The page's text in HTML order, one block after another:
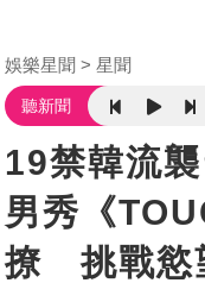
娛樂星聞 星聞
聽新聞
19禁韓流
男秀《
撩 挑戰慾